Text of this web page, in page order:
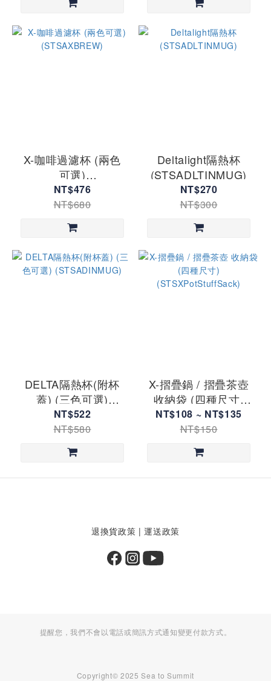
X-咖啡過濾杯 (兩色
可選)
(STSAXBREW)
NT$476
NT$680
Deltalight隔熱杯
(STSADLTINMUG)
NT$270
NT$300
DELTA隔熱杯(附杯
蓋) (三色可選)
(STSADINMUG)
NT$522
NT$580
X-摺疊鍋 / 摺疊茶壺
收納袋 (四種尺寸)
(STSXPotStuffSack)
NT$108 ~ NT$135
NT$150
退換貨政策 |運送政策
提醒您，我們不會以電話或簡訊方式通知變更付款方式。
Copyright© 2025 Sea to Summit